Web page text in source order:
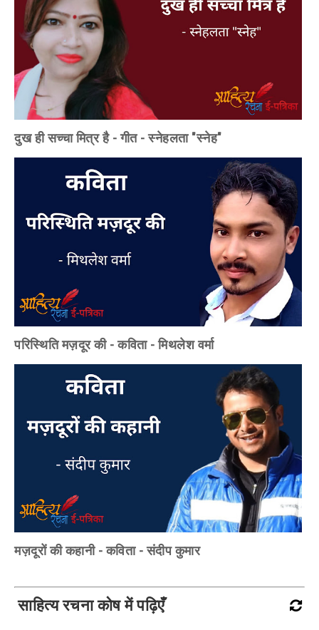
दुख ही सच्चा मित्र है - गीत - स्नेहलता "स्नेह"
परिस्थिति मज़दूर की - कविता - मिथलेश वर्मा
मज़दूरों की कहानी - कविता - संदीप कुमार
साहित्य रचना कोष में पढ़िएँ